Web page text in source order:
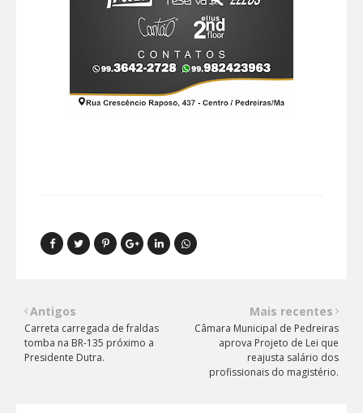
Mais recentes
Câmara Municipal de Pedreiras
aprova Projeto de Lei que
reajusta salário dos
profissionais do magistério.
Antigos
Carreta carregada de fraldas
tomba na BR-135 próximo a
Presidente Dutra.